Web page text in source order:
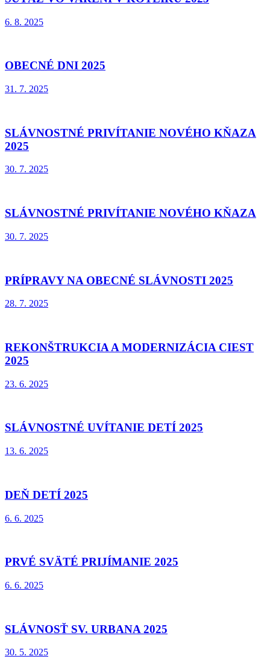
6. 8. 2025
OBECNÉ DNI 2025
31. 7. 2025
SLÁVNOSTNÉ PRIVÍTANIE NOVÉHO KŇAZA
2025
30. 7. 2025
SLÁVNOSTNÉ PRIVÍTANIE NOVÉHO KŇAZA
30. 7. 2025
PRÍPRAVY NA OBECNÉ SLÁVNOSTI 2025
28. 7. 2025
REKONŠTRUKCIA A MODERNIZÁCIA CIEST
2025
23. 6. 2025
SLÁVNOSTNÉ UVÍTANIE DETÍ 2025
13. 6. 2025
DEŇ DETÍ 2025
6. 6. 2025
PRVÉ SVÄTÉ PRIJÍMANIE 2025
6. 6. 2025
SLÁVNOSŤ SV. URBANA 2025
30. 5. 2025